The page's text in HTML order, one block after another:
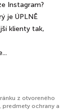
Instagram?
je ÚPLNĚ
klienty tak,
z otvoreného
predmety ochrany a